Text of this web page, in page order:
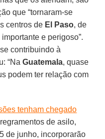
que “tornaram-se
centros de El Paso, de
e perigoso”.
contribuindo à
“NaGuatemala, quase
podem ter relação com
tenham chegado
de asilo,
de junho, incorporarão